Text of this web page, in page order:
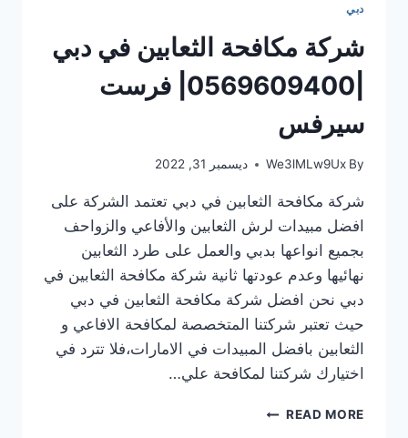
دبي
شركة مكافحة الثعابين في دبي
|0569609400| فرست
سيرفس
By
We3lMLw9Ux ديسمبر 31, 2022
شركة مكافحة الثعابين في دبي تعتمد الشركة على
افضل مبيدات لرش الثعابين والأفاعي والزواحف
بجميع انواعها بدبي والعمل على طرد الثعابين
نهائيها وعدم عودتها ثانية شركة مكافحة الثعابين في
دبي نحن افضل شركة مكافحة الثعابين في دبي
حيث تعتبر شركتنا المتخصصة لمكافحة الافاعي و
الثعابين بافضل المبيدات في الامارات،فلا تترد في
اختيارك شركتنا لمكافحة علي…
READ MOREشركة